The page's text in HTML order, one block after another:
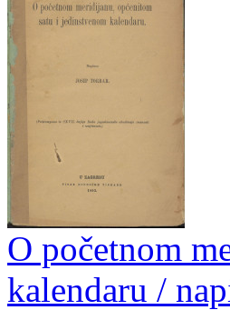
O početnom
kalendaru /